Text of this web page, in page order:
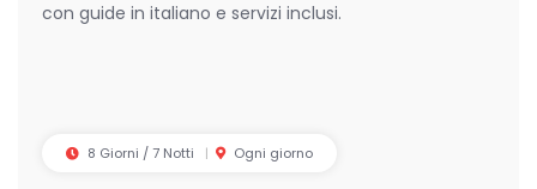
con guide in italiano e servizi inclusi.
8 Giorni / 7 Notti Ogni giorno